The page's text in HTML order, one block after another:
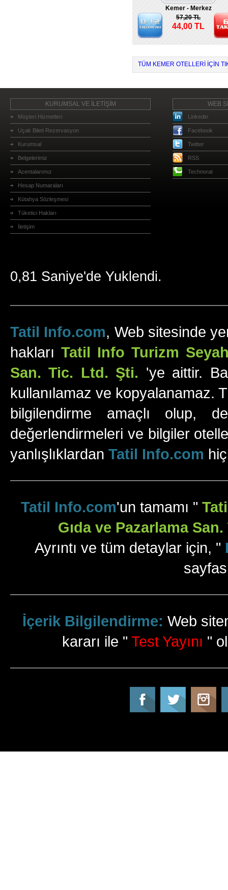
Kemer - Merkez
57,20 TL
44,00 TL
TÜM KEMER OTELLERI IÇIN
KURUMSAL VE İLETİŞİM
Müşteri Hizmetleri
Uçak Bileti Rezervasyon
Kurumsal
Belgelerimiz
Acentalarımız
Hesap Numaraları
Kütahya Sözleşmesi
Tüketici Hakları
İletişim
WEB
Linkedin
Facebook
Twitter
RSS
Technorat
0,81 Saniye'de Yuklendi.
Tatil Info.com, Web sitesinde
hakları Tatil Info Turizm
San. Tic. Ltd. Şti. 'ye aittir.
kullanılamaz ve kopyalanamaz.
bilgilendirme amaçlı olup,
değerlendirmeleri ve bilgiler
yanlışlıklardan Tatil Info.com
Tatil Info.com'un tamamı "
Gıda ve Pazarlama
Ayrıntı ve tüm detaylar için, "
İçerik Bilgilendirme: Web
kararı ile " Test Yayını "